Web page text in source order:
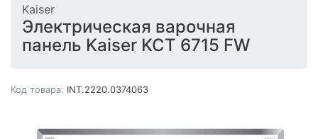
Kaiser
Электрическая варочная
панель Kaiser KCT 6715 FW
Код товара: INT.2220.0374063